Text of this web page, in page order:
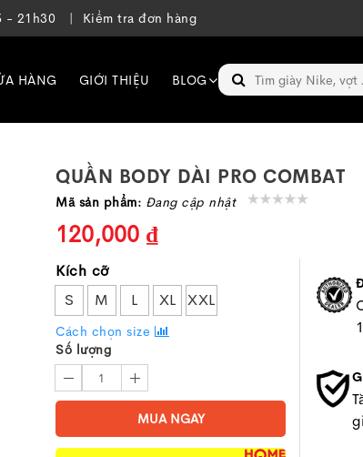
- 21h30 Kiểm tra đơn hàng
HÀNG GIỚI THIỆU BLOG
QUẦN BODY DÀI PRO COMBAT
Mã sản phẩm: Đang cập nhật
120,000 ₫
Kích cỡ
S
M L XL XXL
Cách chọn size
Số lượng
1
MUA NGAY